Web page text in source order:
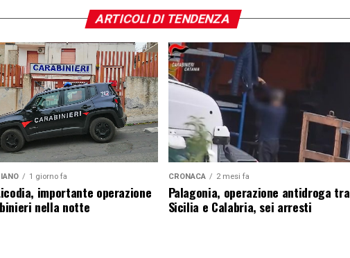
ARTICOLI DI TENDENZA
1 giorno fa
importante operazione
nella notte
CRONACA 2 mesi fa
Palagonia, operazione antidroga tra
Sicilia e Calabria, sei arresti